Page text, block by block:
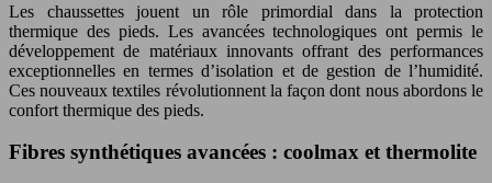
Les chaussettes jouent un rôle primordial dans la protection
thermique des pieds. Les avancées technologiques ont permis le
développement de matériaux innovants offrant des performances
exceptionnelles en termes d’isolation et de gestion de l’humidité.
Ces nouveaux textiles révolutionnent la façon dont nous abordons le
confort thermique des pieds.
Fibres synthétiques avancées : coolmax et thermolite